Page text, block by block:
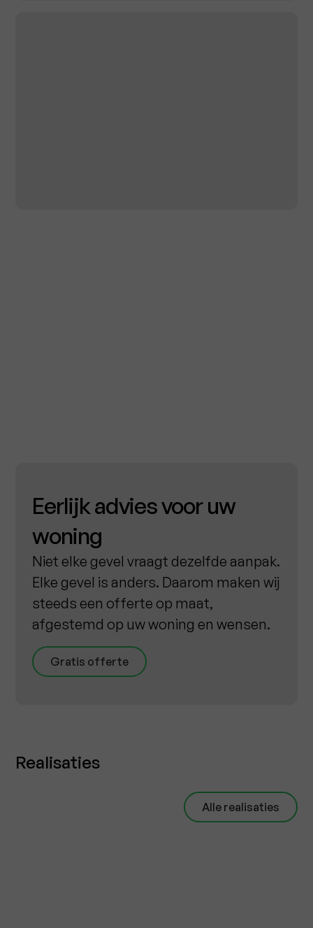
Eerlijk advies voor uw
woning
Niet elke gevel vraagt dezelfde aanpak.
Elke gevel is anders. Daarom maken wij
steeds een offerte op maat,
afgestemd op uw woning en wensen.
Gratis offerte
Realisaties
Alle realisaties